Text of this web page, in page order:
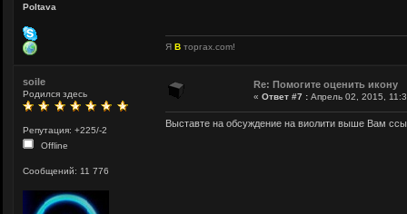
Poltava
Я В торгах.com!
soile
Родился здесь
Репутация: +225/-2
Offline
Сообщений: 11 776
Re: Помогите оценить икону
« Ответ #7 : Апрель 02, 2015,
Выставте на обсуждение на виолити выше Вам